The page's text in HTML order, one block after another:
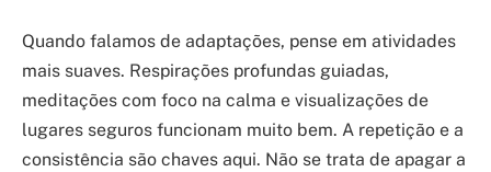
Quando falamos de adaptações, pense em atividades
mais suaves. Respirações profundas guiadas,
meditações com foco na calma e visualizações de
lugares seguros funcionam muito bem. A repetição e a
consistência são chaves aqui. Não se trata de apagar a